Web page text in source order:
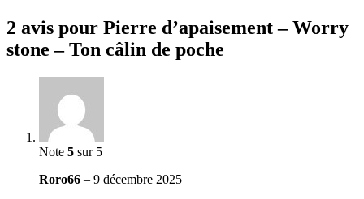
2 avis pour Pierre d’apaisement – Worry
stone – Ton câlin de poche
Note 5 sur 5
Roro66 – 9 décembre 2025